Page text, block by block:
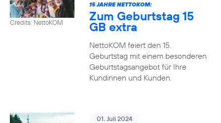
Credits: NettoKOM
15 JAHRE NETTOKOM:
Zum Geburtstag 15
GB extra
NettoKOM feiert den 15.
Geburtstag mit einem besonderen
Geburtstagsangebot für Ihre
Kundinnen und Kunden.
01. Juli 2024